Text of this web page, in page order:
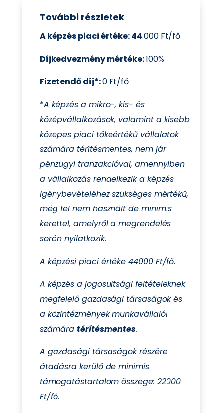
További részletek
A képzés piaci értéke: 44.000 Ft/fő
Díjkedvezmény mértéke:100%
Fizetendő díj*:0 Ft/fő
*A képzés a mikro-, kis- és
középvállalkozások, valamint a kisebb
közepes piaci tőkeértékű vállalatok
számára térítésmentes, nem jár
pénzügyi tranzakcióval, amennyiben
a vállalkozás rendelkezik a képzés
igénybevételéhez szükséges mértékű,
még fel nem használt de minimis
kerettel, amelyről a megrendelés
során nyilatkozik.
A képzési piaci értéke 44000 Ft/fő.
A képzés a jogosultsági feltételeknek
megfelelő gazdasági társaságok és
a közintézmények munkavállalói
számára térítésmentes.
A gazdasági társaságok részére
átadásra kerülő de minimis
támogatástartalom összege: 22000
Ft/fő.